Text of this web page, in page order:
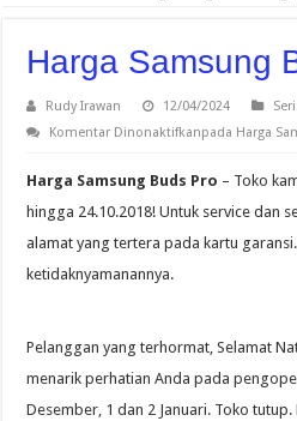
Harga Samsung
Rudy Irawan 12/04/2024
Komentar Dinonaktifkanpada Harga
Harga Samsung Buds Pro – Toko
hingga 24.10.2018! Untuk service dan
alamat yang tertera pada kartu
ketidaknyamanannya.
Pelanggan yang terhormat, Selamat
menarik perhatian Anda pada
Desember, 1 dan 2 Januari. Toko